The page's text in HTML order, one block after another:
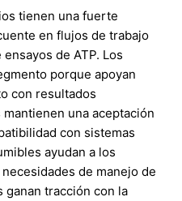
tienen una fuerte
en flujos de trabajo
de ATP. Los
porque apoyan
con resultados
una aceptación
con sistemas
ayudan a los
de manejo de
ganan tracción con la